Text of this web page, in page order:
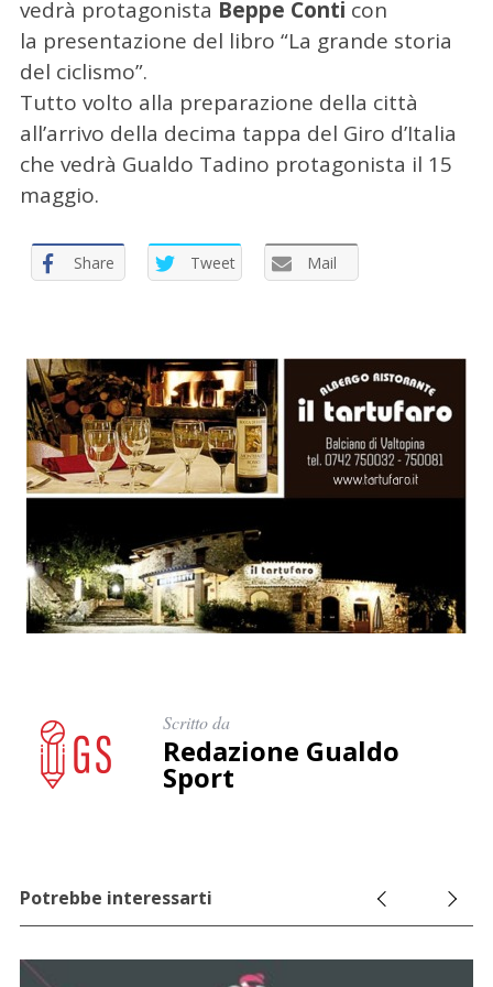
vedrà protagonista Beppe Conti con
la presentazione del libro “La grande storia
del ciclismo”.
Tutto volto alla preparazione della città
all’arrivo della decima tappa del Giro d’Italia
che vedrà Gualdo Tadino protagonista il 15
maggio.
Share Tweet Mail
Scritto da
Redazione Gualdo
Sport
Potrebbe interessarti
a
p
e
r
: